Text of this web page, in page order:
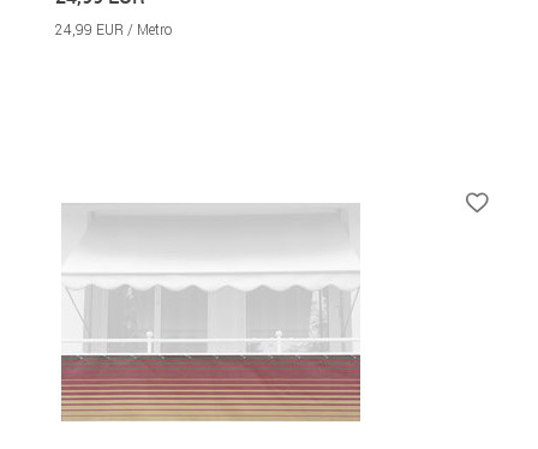
24,99 EUR / Metro